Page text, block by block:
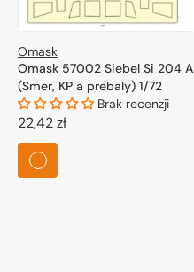
Omask
Omask 57002 Siebel Si 204 A
(Smer, KP a prebaly) 1/72
Brak recenzji
Cena
regularna
22,42 zł